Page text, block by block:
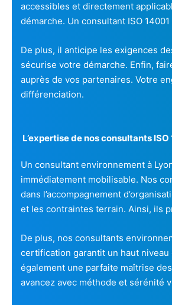
accessibles et directement
démarche. Un consultant ISO
De plus, il anticipe les exigences
sécurise votre démarche. Enfin,
auprès de vos partenaires. Votre
différenciation.
L’expertise de nos consultants ISO
Un consultant environnement à
immédiatement mobilisable. Nos
dans l’accompagnement
et les contraintes terrain. Ainsi, ils
De plus, nos consultants
certification garantit un haut
également une parfaite maîtrise
avancez avec méthode et sérénité